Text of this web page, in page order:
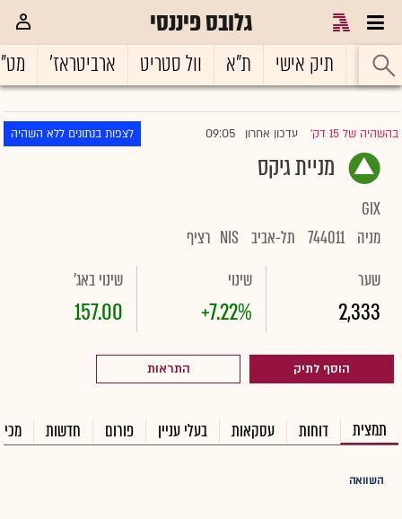
גלובס פיננסי
ראשי תיק אישי ת"א וול סטריט ארביטראז'
בהשהיה של 15 דק' |עדכון אחרון 09:05 לצפות בנתונים ללא השהיה
מניית גיקס
GIX
מניה 744011 תל-אביב NIS רציף
שער
2,333
שינוי
+7.22%
שינוי באג'
157.00
הוסף לתיק התראות
תמצית דוחות עסקאות בעלי עניין פורום חדשות
השוואה